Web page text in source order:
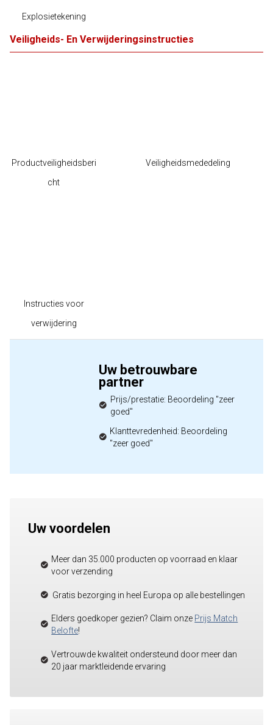
Explosietekening
Veiligheids- En Verwijderingsinstructies
Productveiligheidsberi
cht
Veiligheidsmededeling
Instructies voor
verwijdering
Uw betrouwbare
partner
Prijs/prestatie: Beoordeling "zeer
goed"
Klanttevredenheid: Beoordeling
"zeer goed"
Uw voordelen
Meer dan 35.000 producten op voorraad en klaar
voor verzending
Gratis bezorging in heel Europa op alle bestellingen
Elders goedkoper gezien? Claim onze Prijs Match
Belofte!
Vertrouwde kwaliteit ondersteund door meer dan
20 jaar marktleidende ervaring